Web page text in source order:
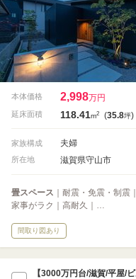
本体価格 2,998万円
延床面積 118.41m2 (35.8坪)
家族構成 夫婦
所在地 滋賀県守山市
畳スペース ｜耐震・免震・制震
家事がラク｜高耐久｜…
間取り図あり
【3000万円台/滋賀/平屋/